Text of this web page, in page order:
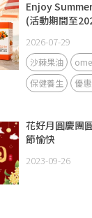
Enjoy
(活動期間至
2026-07-29
沙棘果油
保健養生
優
花好月圓慶團
節愉快
2023-09-26